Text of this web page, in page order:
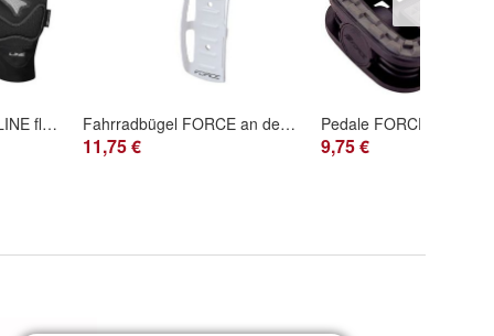
Handschuhe FORCE LINE fluo-schwarz Fahrradbügel FORCE an der Wand für Vorderrad
11,75 € 9,75 €